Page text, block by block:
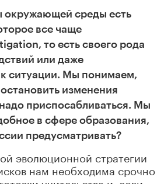
окружающей среды есть
все чаще
то есть своего рода
или даже
ситуации. Мы понимаем,
изменения
приспосабливаться. Мы
в сфере образования,
предусматривать?
эволюционной стратегии
нам необходима срочно